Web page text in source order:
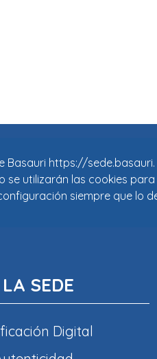
Basauri https://
se utilizarán las cookies
siempre que lo
SEDE
Digital